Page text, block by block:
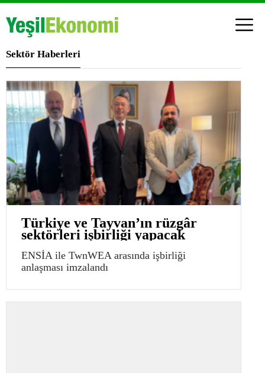
Sektör Haberleri
Türkiye ve Tayvan’ın rüzgâr
sektörleri işbirliği yapacak
ENSİA ile TwnWEA arasında işbirliği
anlaşması imzalandı